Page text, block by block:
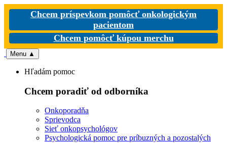
Chcem príspevkom pomôcť onkologickým
pacientom
Chcem pomôcť kúpou merchu
Menu ▲
Hľadám pomoc
Chcem poradiť od odborníka
Onkoporadňa
Sprievodca
Sieť onkopsychológov
Psychologická pomoc pre príbuzných a pozostalých